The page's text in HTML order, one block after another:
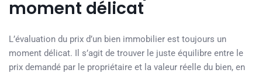
moment délicat
L’évaluation du prix d’un bien immobilier est toujours un
moment délicat. Il s’agit de trouver le juste équilibre entre le
prix demandé par le propriétaire et la valeur réelle du bien, en